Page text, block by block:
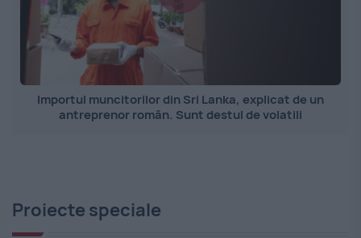
Importul muncitorilor din Sri Lanka, explicat de un
antreprenor român. Sunt destul de volatili
Proiecte speciale